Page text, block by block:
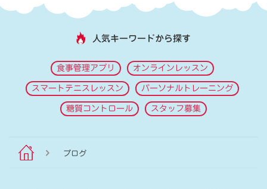
人気キーワードから探す
食事管理アプリ オンラインレッスン
スマートテニスレッスン パーソナルトレーニング
糖質コントロール スタッフ募集
ブログ